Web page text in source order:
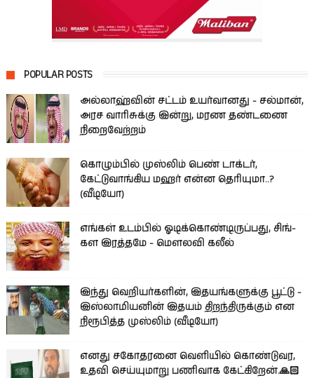
POPULAR POSTS
அல்லாஹ்வின் சட்டம் உயர்வானது - சல்மான்,
அரச வாரிசுக்கு இன்று, மரண தண்டணை
நிறைவேற்றம்
கொழும்பில் முஸ்லிம் பெண் டாக்டர்,
கேட்டுவாங்கிய மஹர் என்ன தெரியுமா..?
(வீடியோ)
எங்கள் உடம்பில் ஓடிக்­கொண்­டி­ருப்­பது, சிங்­
கள இரத்­தமே - மௌலவி கலீல்
இந்து வெறியர்களின், இதயங்களுக்கு பூட்டு -
இஸ்லாமியனின் இதயம் திறந்திருக்கும் என
நிரூபித்த முஸ்லிம் (வீடியோ)
எனது சகோதரனை வெளியில் கொண்டுவர,
உதவி செய்யுமாறு பணிவாக கேட்கிறேன்.🙏🏻